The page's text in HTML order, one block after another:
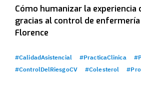
Cómo humanizar la experiencia
gracias al control de
Florence
#CalidadAsistencial #PracticaClinica
#ControlDelRiesgoCV
#Colesterol